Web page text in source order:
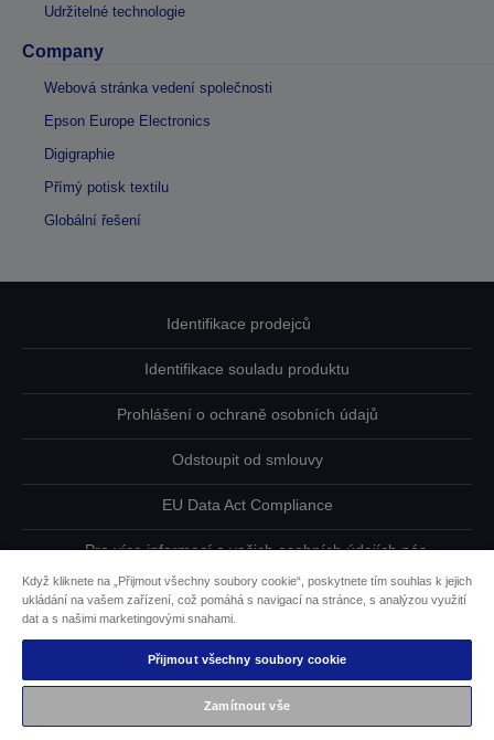
Udržitelné technologie
Company
Webová stránka vedení společnosti
Epson Europe Electronics
Digigraphie
Přímý potisk textilu
Globální řešení
Identifikace prodejců
Identifikace souladu produktu
Prohlášení o ochraně osobních údajů
Odstoupit od smlouvy
EU Data Act Compliance
Pro více informací o vašich osobních údajích nás
Informace o souborech cookie
Závazek usnadnění přístupu společnosti Epson
Copyright © 2026 Seiko Epson
Když kliknete na „Přijmout všechny soubory cookie“, poskytnete tím souhlas k jejich
ukládání na vašem zařízení, což pomáhá s navigací na stránce, s analýzou využití
dat a s našimi marketingovými snahami.
Přijmout všechny soubory cookie
Zamítnout vše